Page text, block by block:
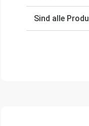
Sind alle